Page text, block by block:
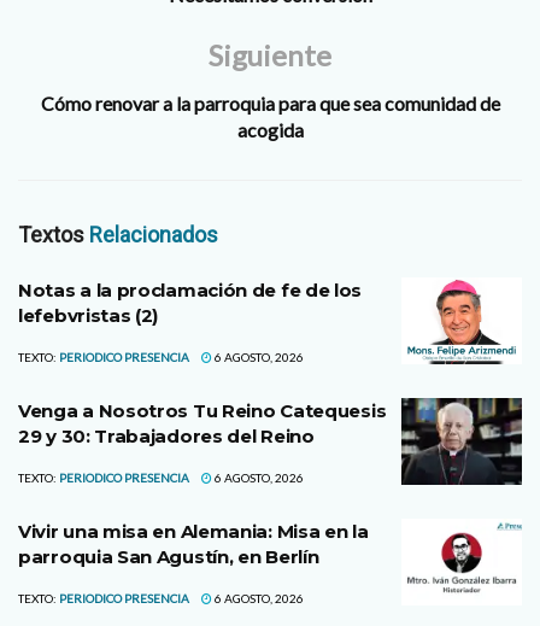
Siguiente
Cómo renovar a la parroquia para que sea comunidad de
acogida
Textos Relacionados
Notas a la proclamación de fe de los
lefebvristas (2)
TEXTO: PERIODICO PRESENCIA 6 AGOSTO, 2026
Venga a Nosotros Tu Reino Catequesis
29 y 30: Trabajadores del Reino
TEXTO: PERIODICO PRESENCIA 6 AGOSTO, 2026
Vivir una misa en Alemania: Misa en la
parroquia San Agustín, en Berlín
TEXTO: PERIODICO PRESENCIA 6 AGOSTO, 2026